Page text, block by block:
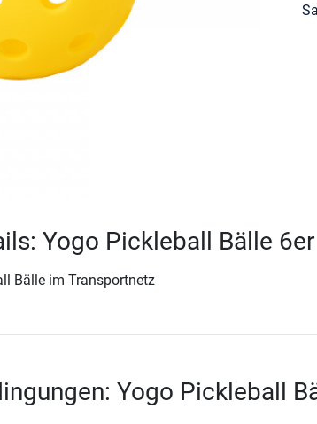
Yogo Pickleball Bälle
Bälle im Transportnetz
Yogo Pickleball